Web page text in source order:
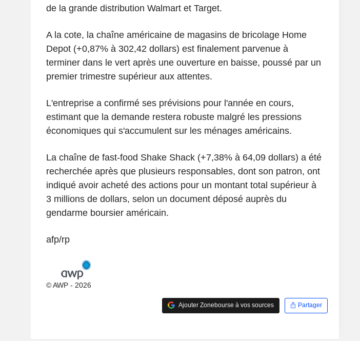
de la grande distribution Walmart et Target.
A la cote, la chaîne américaine de magasins de bricolage Home
Depot (+0,87% à 302,42 dollars) est finalement parvenue à
terminer dans le vert après une ouverture en baisse, poussé par un
premier trimestre supérieur aux attentes.
L'entreprise a confirmé ses prévisions pour l'année en cours,
estimant que la demande restera robuste malgré les pressions
économiques qui s'accumulent sur les ménages américains.
La chaîne de fast-food Shake Shack (+7,38% à 64,09 dollars) a été
recherchée après que plusieurs responsables, dont son patron, ont
indiqué avoir acheté des actions pour un montant total supérieur à
3 millions de dollars, selon un document déposé auprès du
gendarme boursier américain.
afp/rp
© AWP - 2026
Ajouter Zonebourse à vos sources Partager